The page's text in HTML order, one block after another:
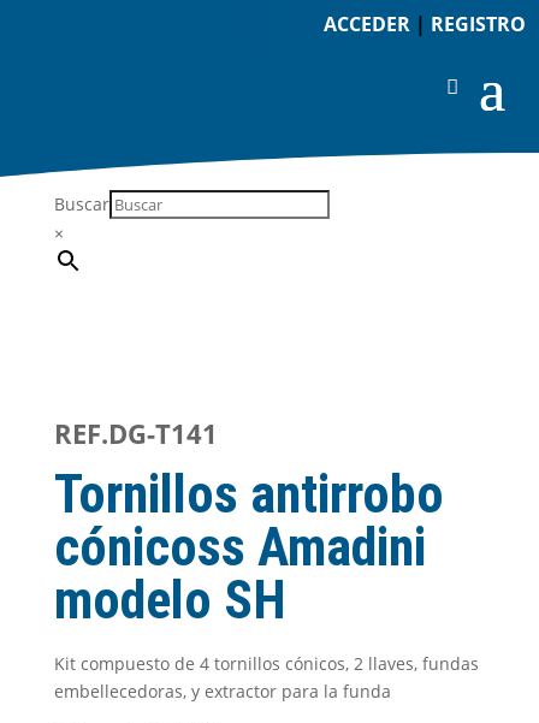
ACCEDER| REGISTRO
Buscar
×
REF.DG-T141
Tornillos antirrobo
cónicoss Amadini
modelo SH
Kit compuesto de 4 tornillos cónicos, 2 llaves, fundas
embellecedoras, y extractor para la funda